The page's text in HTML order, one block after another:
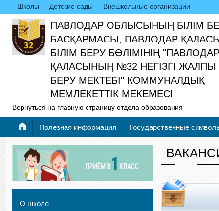
Школы Детские сады Внешкольные организации
ПАВЛОДАР ОБЛЫСЫНЫҢ БІЛІМ
БАСҚАРМАСЫ, ПАВЛОДАР
БІЛІМ БЕРУ БӨЛІМІНІҢ "ПАВЛОДАР
ҚАЛАСЫНЫҢ №32 НЕГІЗГІ ЖАЛПЫ
БЕРУ МЕКТЕБІ" КОММУНАЛДЫҚ
МЕМЛЕКЕТТІК МЕКЕМЕСІ
Вернуться на главную страницу отдела образования
Полезная информация Государственные
О школе